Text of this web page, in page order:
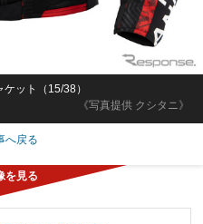
《写真提供 クシタニ》
ット（15/38）
へ戻る